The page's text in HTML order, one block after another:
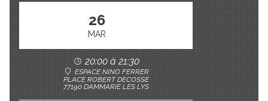
26
MAR
20:00 à 21:30
ESPACE NINO FERRER
PLACE ROBERT DECOSSE
77190 DAMMARIE LES LYS